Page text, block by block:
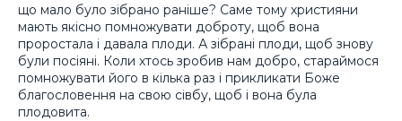
що мало було зібрано раніше? Саме тому християни
мають якісно помножувати доброту, щоб вона
проростала і давала плоди. А зібрані плоди, щоб знову
були посіяні. Коли хтось зробив нам добро, стараймося
помножувати його в кілька раз і прикликати Боже
благословення на свою сівбу, щоб і вона була
плодовита.